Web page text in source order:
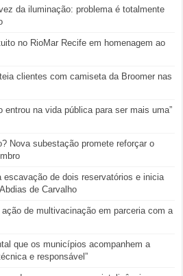
da iluminação: problema é totalmente
no RioMar Recife em homenagem ao
clientes com camiseta da Broomer nas
entrou na vida pública para ser mais uma”
Nova subestação promete reforçar o
escavação de dois reservatórios e inicia
de Carvalho
de multivacinação em parceria com a
que os municípios acompanhem a
e responsável”